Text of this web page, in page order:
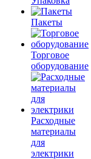
Пакеты
Торговое
оборудование
Расходные
материалы
для
электрики